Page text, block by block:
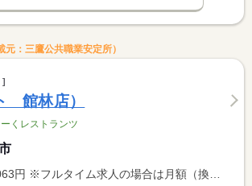
：三鷹公共職業安定所）
館林店）
くレストランツ
ム求人の場合は月額（換算額）、パート求人の場合は時間額を表示しています。